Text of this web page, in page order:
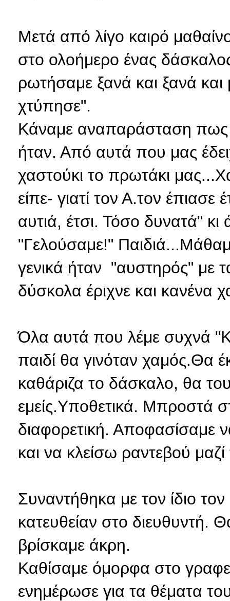
Μετά από λίγο καιρό
στο ολοήμερο ένας
ρωτήσαμε ξανά και ξανά
χτύπησε".
Κάναμε αναπαράσταση πως
ήταν. Από αυτά που μας
χαστούκι το πρωτάκι
είπε- γιατί τον Α.τον έπιασε
αυτιά, έτσι. Τόσο δυνατά" κι
"Γελούσαμε!"
γενικά ήταν "αυστηρός" με
δύσκολα έριχνε και κανένα
Όλα αυτά που λέμε συχνά
παιδί θα γινόταν χαμός.Θα
καθάριζα το δάσκαλο, θα
εμείς.Υποθετικά. Μπροστά
διαφορετική. Αποφασίσαμε
και να κλείσω ραντεβού
Συναντήθηκα με τον ίδιο
κατευθείαν στο διευθυντή.
βρίσκαμε άκρη.
Καθίσαμε όμορφα στο
ενημέρωσε για τα θέματα του